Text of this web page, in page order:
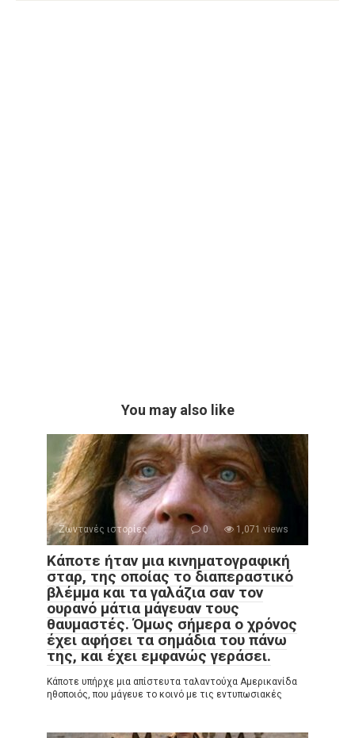
You may also like
Ζωντανές ιστορίες 0 1,071 views
Κάποτε ήταν μια κινηματογραφική
σταρ, της οποίας το διαπεραστικό
βλέμμα και τα γαλάζια σαν τον
ουρανό μάτια μάγευαν τους
θαυμαστές. Όμως σήμερα ο χρόνος
έχει αφήσει τα σημάδια του πάνω
της, και έχει εμφανώς γεράσει.
Κάποτε υπήρχε μια απίστευτα ταλαντούχα Αμερικανίδα
ηθοποιός, που μάγευε το κοινό με τις εντυπωσιακές